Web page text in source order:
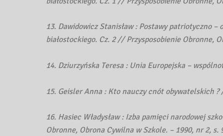
13. Dawidowicz Stanisław : Postawy patriotyczno –
białostockiego. Cz. 2 // Przysposobienie Obronne,
14. Dziurzyńska Teresa : Unia Europejska –
15. Geisler Anna : Kto nauczy cnót obywatelskich
16. Hasiec Władysław : Izba pamięci narodowej
Obronne, Obrona Cywilna w Szkole. – 1990, nr 2, s.